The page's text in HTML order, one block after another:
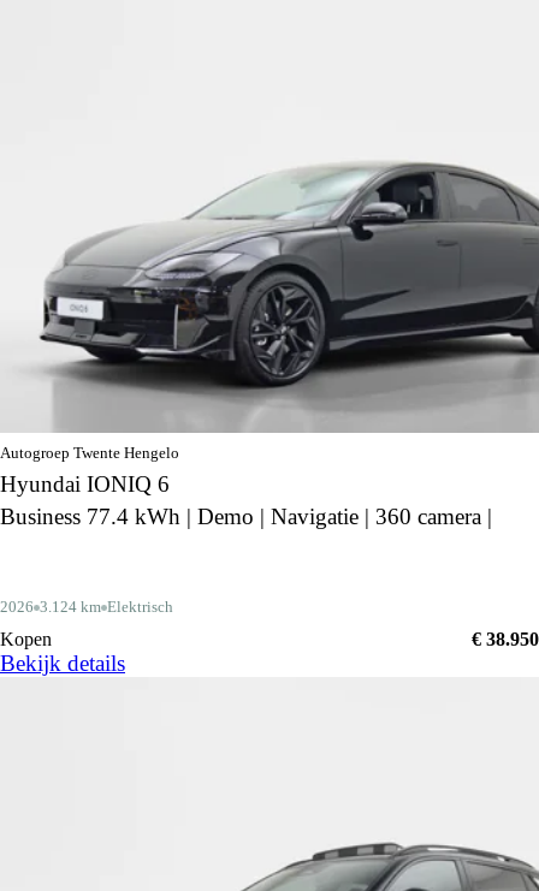
Autogroep Twente Hengelo
Hyundai IONIQ 6
Business 77.4 kWh | Demo | Navigatie | 360 camera |
2026 3.124 km Elektrisch
Kopen € 38.950
Bekijk details